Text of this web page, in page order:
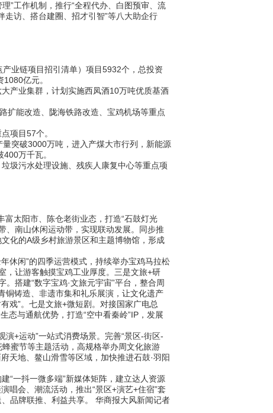
”工作机制，推行“全程代办、白图预审、流
走访、搭台建圈、招才引智”等八大助企行
业链项目招引清单）项目5932个，总投资
亿元。
产业集群，计划实施西凤酒10万吨优质基酒
能改造、陇海铁路改造、宝鸡机场等重点
项目57个。
突破3000万吨，进入产煤大市行列，新能源
万千瓦。
圾污水处理设施、残疾人康复中心等重点项
太阳市、陈仓老街业态，打造“石鼓灯光
、南山休闲运动带，实现联动发展。同步推
化的A级乡村旅游景区和主题博物馆，形成
休闲”的四季运营模式，持续举办宝鸡马拉松
，让游客触摸宝鸡工业厚度。三是文旅+研
搭建“数字宝鸡·文旅元宇宙”平台，整合周
铜铸造、非遗市集和礼乐展演，让文化遗产
戏”。七是文旅+微短剧。对接国家广电总
态与通航优势，打造“空中看秦岭”IP，发展
+运动”一站式消费场景。完善“景区-街区-
蜜节等主题活动，高规格举办周文化旅游
天地、鳌山滑雪等区域，加快推进石鼓·羽阳
一抖一微多端”新媒体矩阵，建立达人资源
唱会、潮流活动，推出“景区+演艺+住宿”套
品牌联推、利益共享。 华商报大风新闻记者